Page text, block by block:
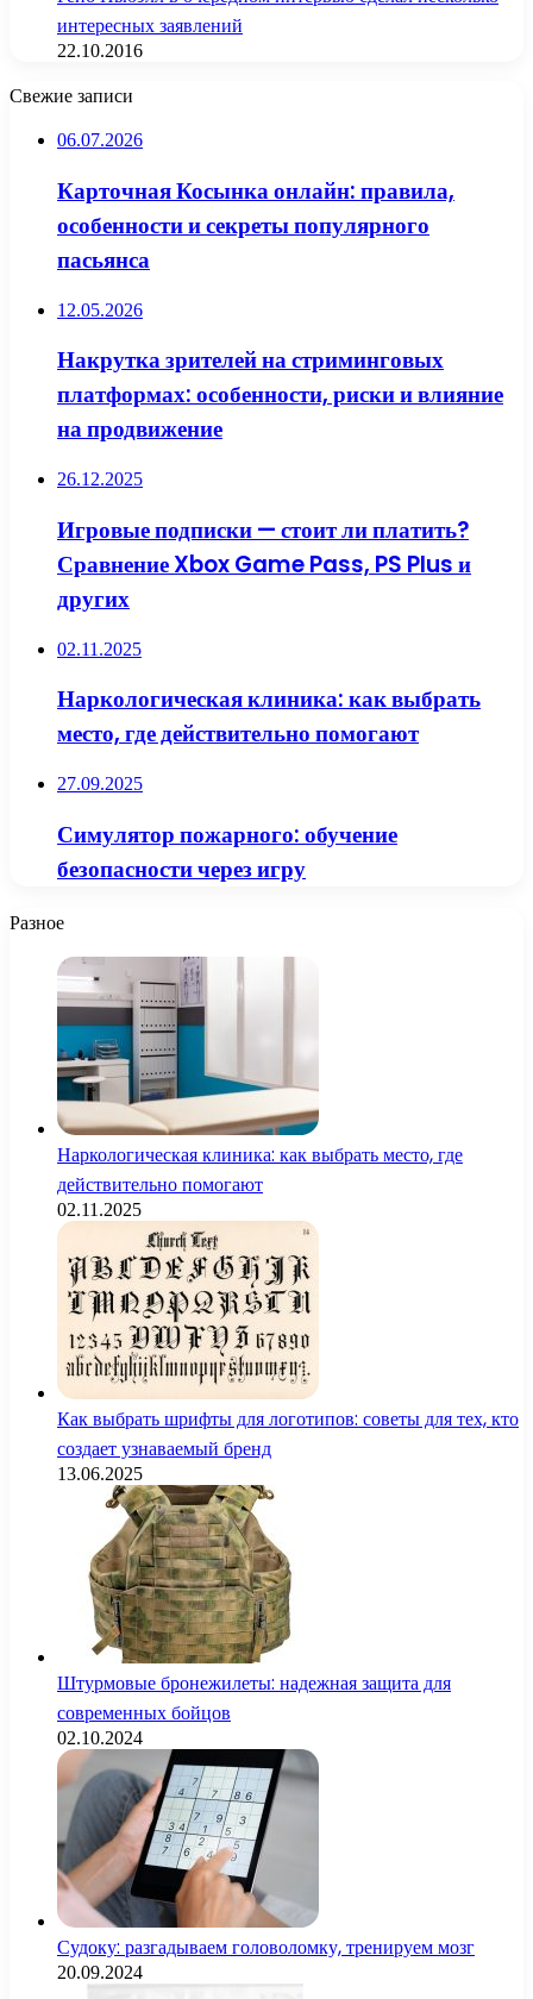
интересных заявлений
22.10.2016
Свежие записи
06.07.2026
Карточная Косынка онлайн: правила,
особенности и секреты популярного
пасьянса
12.05.2026
Накрутка зрителей на стриминговых
платформах: особенности, риски и влияние
на продвижение
26.12.2025
Игровые подписки — стоит ли платить?
Сравнение Xbox Game Pass, PS Plus и
других
02.11.2025
Наркологическая клиника: как выбрать
место, где действительно помогают
27.09.2025
Симулятор пожарного: обучение
безопасности через игру
Разное
Наркологическая клиника: как выбрать место, где
действительно помогают
02.11.2025
Как выбрать шрифты для логотипов: советы для тех, кто
создает узнаваемый бренд
13.06.2025
Штурмовые бронежилеты: надежная защита для
современных бойцов
02.10.2024
Судоку: разгадываем головоломку, тренируем мозг
20.09.2024